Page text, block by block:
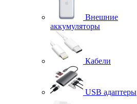
Внешние
аккумуляторы
Кабели
USB адаптеры